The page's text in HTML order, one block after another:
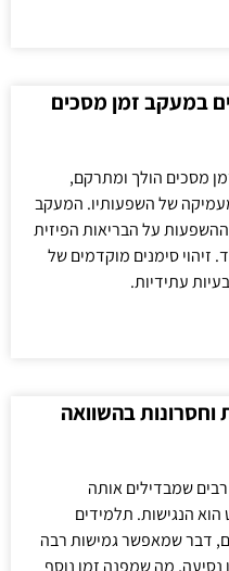
במעקב זמן מסכים
מסכים הולך ומתרקם,
של השפעותיו. המעקב
ההשפעות על הבריאות הפיזית
זיהוי סימנים מוקדמים של
עתידיות.
וחסרונות בהשוואה
שמבדילים אותה
הוא הנגישות. תלמידים
דבר שמאפשר גמישות רבה